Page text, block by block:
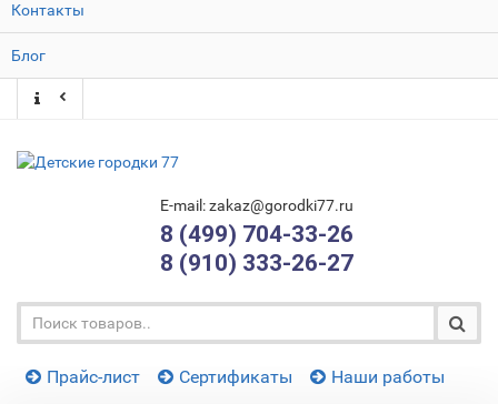
Контакты
Блог
E-mail: zakaz@gorodki77.ru
8 (499) 704-33-26
8 (910) 333-26-27
Прайс-лист Сертификаты Наши работы